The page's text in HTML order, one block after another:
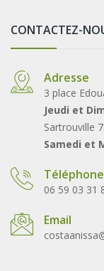
CONTACTEZ-
Adresse
3 place
Jeudi et
Sartrouville
Samedi et
Téléphone
06 59 03 31
Email